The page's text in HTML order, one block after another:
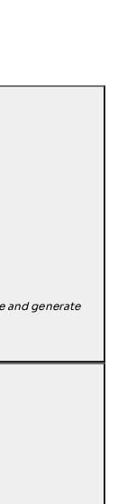
and generate